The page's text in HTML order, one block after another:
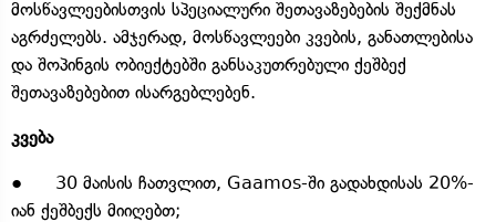
მოსწავლეებისთვის სპეციალური შეთავაზებების შექმნას
აგრძელებს. ამჯერად, მოსწავლეები კვების, განათლებისა
და შოპინგის ობიექტებში განსაკუთრებული ქეშბექ
შეთავაზებებით ისარგებლებენ.
კვება
● 30 მაისის ჩათვლით, Gaamos-ში გადახდისას 20%-
იან ქეშბექს მიიღებთ;